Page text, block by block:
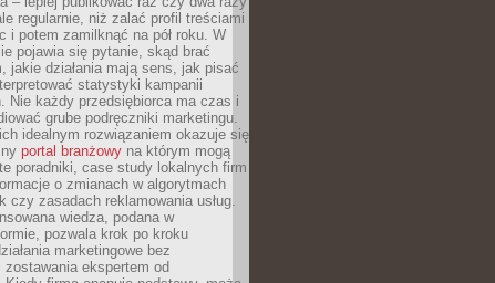
regularnie, niż zalać profil treściami
i potem zamilknąć na pół roku. W
pojawia się pytanie, skąd brać
jakie działania mają sens, jak pisać
statystyki kampanii
Nie każdy przedsiębiorca ma czas i
grube podręczniki marketingu.
idealnym rozwiązaniem okazuje się
portal branżowy na którym mogą
poradniki, case study lokalnych firm
o zmianach w algorytmach
czy zasadach reklamowania usług.
wiedza, podana w
pozwala krok po kroku
marketingowe bez
zostawania ekspertem od